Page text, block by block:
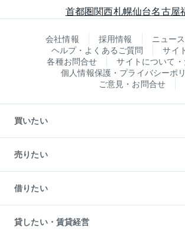
首都圏関西札幌仙台名古屋
会社情報 採用情報
ニュー
ヘルプ・よくあるご質問
サイ
各種お問合せ
サイトについて
個人情報保護・プライバシーポ
ご意見・お問合せ
買いたい
新築・分譲マンションの購入
中古マンションの購入
一戸建ての購入
中古一戸建ての購入
不動産購入の流れ
注目キーワード物件特集
購入ガイド
売りたい
一戸建ての売却・査定
土地の売却・査定
スピードAI査定
不動産査定について
借りたい
オフィス・店舗の賃貸
借りるときの流れ
貸したい・賃貸経営